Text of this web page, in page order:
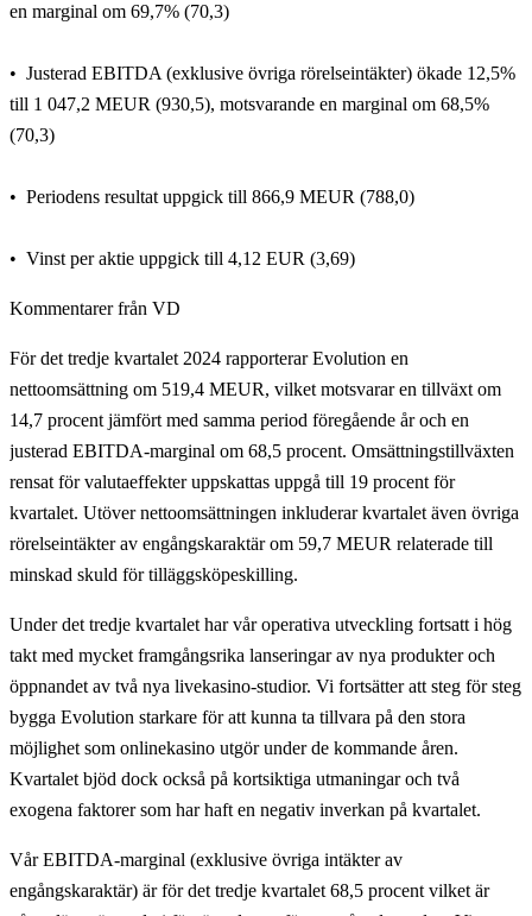
en marginal om 69,7% (70,3)
Justerad EBITDA (exklusive övriga rörelseintäkter) ökade 12,5%
till 1 047,2 MEUR (930,5), motsvarande en marginal om 68,5%
(70,3)
Periodens resultat uppgick till 866,9 MEUR (788,0)
Vinst per aktie uppgick till 4,12 EUR (3,69)
Kommentarer från VD
För det tredje kvartalet 2024 rapporterar Evolution en
nettoomsättning om 519,4 MEUR, vilket motsvarar en tillväxt om
14,7 procent jämfört med samma period föregående år och en
justerad EBITDA-marginal om 68,5 procent. Omsättningstillväxten
rensat för valutaeffekter uppskattas uppgå till 19 procent för
kvartalet. Utöver nettoomsättningen inkluderar kvartalet även övriga
rörelseintäkter av engångskaraktär om 59,7 MEUR relaterade till
minskad skuld för tilläggsköpeskilling.
Under det tredje kvartalet har vår operativa utveckling fortsatt i hög
takt med mycket framgångsrika lanseringar av nya produkter och
öppnandet av två nya livekasino-studior. Vi fortsätter att steg för steg
bygga Evolution starkare för att kunna ta tillvara på den stora
möjlighet som onlinekasino utgör under de kommande åren.
Kvartalet bjöd dock också på kortsiktiga utmaningar och två
exogena faktorer som har haft en negativ inverkan på kvartalet.
Vår EBITDA-marginal (exklusive övriga intäkter av
engångskaraktär) är för det tredje kvartalet 68,5 procent vilket är